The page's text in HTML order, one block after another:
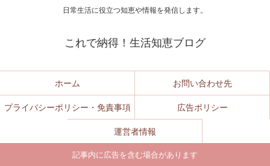
日常生活に役立つ知恵や情報を発信します。
これで納得！生活知恵ブログ
ホーム お問い合わせ先
プライバシーポリシー・免責事項 広告ポリシー
運営者情報
記事内に広告を含む場合があります